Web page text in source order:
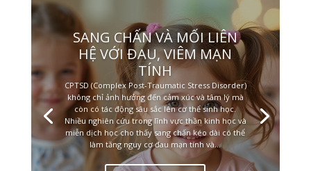
SANG CHẤN VÀ MỐI LIÊN
HỆ VỚI ĐAU, VIÊM MẠN
TÍNH
CPTSD (Complex Post-Traumatic Stress Disorder)
không chỉ ảnh hưởng đến cảm xúc và tâm lý mà
còn có tác động sâu sắc lên cơ thể sinh học.
Nhiều nghiên cứu trong lĩnh vực thần kinh học và
miễn dịch học cho thấy sang chấn kéo dài có thể
làm tăng nguy cơ đau mạn tính và...